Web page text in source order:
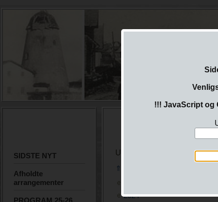
SIDSTE NYT
Afholdte
arrangementer
PROGRAM 25-26
!!! JavaScript og
Undermenu
⇑ ..
2024